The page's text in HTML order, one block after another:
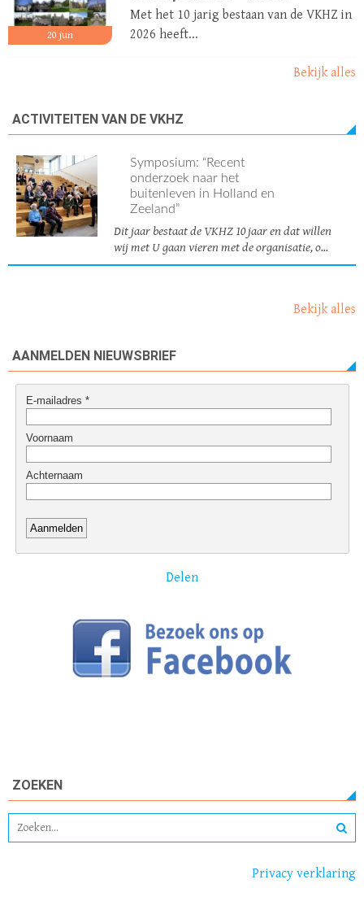
20 jun
Met het 10 jarig bestaan van de VKHZ in
2026 heeft...
Bekijk alles
ACTIVITEITEN VAN DE VKHZ
Symposium: “Recent
onderzoek naar het
buitenleven in Holland en
Zeeland”
Dit jaar bestaat de VKHZ 10 jaar en dat willen
wij met U gaan vieren met de organisatie, o...
Bekijk alles
AANMELDEN NIEUWSBRIEF
Delen
ZOEKEN
Privacy verklaring